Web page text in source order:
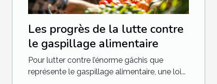
Les progrès de la lutte contre
le gaspillage alimentaire
Pour lutter contre l’énorme gâchis que
représente le gaspillage alimentaire, une loi...